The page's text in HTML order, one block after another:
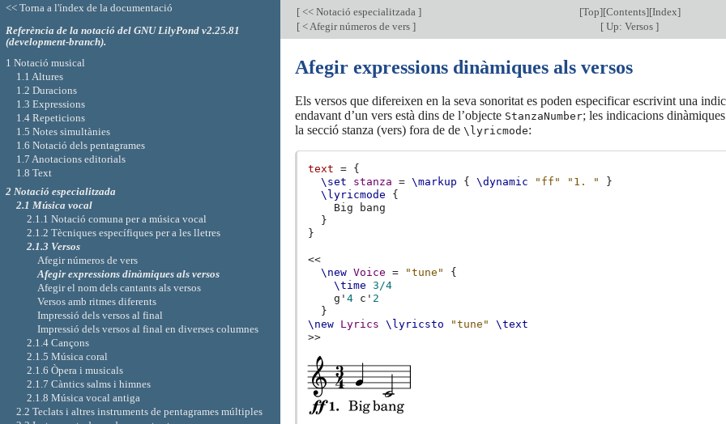
[ << Notació especialitzada ] [Top][Contents][Index]
[ < Afegir números de vers ] [ Up: Versos ]
Afegir expressions dinàmiques als versos
Els versos que difereixen en la seva sonoritat es poden especificar escrivint una
endavant d’un vers està dins de l’objecte StanzaNumber; les indicacions
la secció stanza (vers) fora de de \lyricmode:
text = {
\set
stanza = \markup { \dynamic "ff" "1. "
}
\lyricmode
{
Big
}
}
<<
\new Voice = "tune"
{
\time
3/4
g'4 c' 2
}
\new Lyrics \lyricsto "tune"
\text
>>
<< Torna a l'índex de la documentació
Referència de la notació del GNU LilyPond v2.25.81
(development-branch).
1 Notació musical
1.1 Altures
1.2 Duracions
1.3 Expressions
1.4 Repeticions
1.5 Notes simultànies
1.6 Notació dels pentagrames
1.7 Anotacions editorials
1.8 Text
2 Notació especialitzada
2.1 Música vocal
2.1.1 Notació comuna per a música vocal
2.1.2 Tècniques específiques per a les lletres
2.1.3 Versos
Afegir números de vers
Afegir expressions dinàmiques als versos
Afegir el nom dels cantants als versos
Versos amb ritmes diferents
Impressió dels versos al final
Impressió dels versos al final en diverses columnes
2.1.4 Cançons
2.1.5 Música coral
2.1.6 Òpera i musicals
2.1.7 Càntics salms i himnes
2.1.8 Música vocal antiga
2.2 Teclats i altres instruments de pentagrames múltiples